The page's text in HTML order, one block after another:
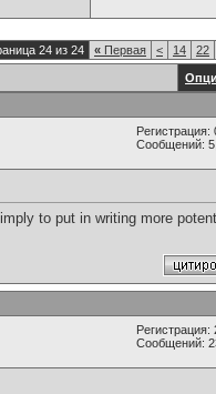
24 из 24 « Первая < 14 22
Регистрация:
Сообщений:
to put in writing more
Регистрация:
Сообщений: